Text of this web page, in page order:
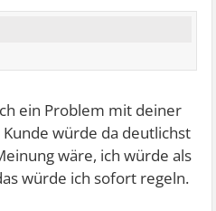
ein Problem mit deiner
würde da deutlichst
wäre, ich würde als
würde ich sofort regeln.